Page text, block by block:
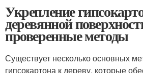
Укрепление
деревянной
проверенные методы
Существует несколько основных
гипсокартона к дереву, которые